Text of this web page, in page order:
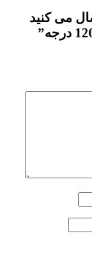
می کنید